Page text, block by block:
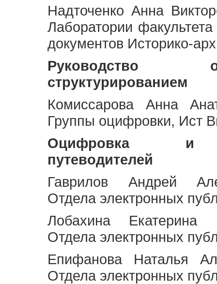
Надточенко Анна
Лаборатории
документов Историко-
Руководство
структурированием
Комиссарова Анна
Группы оцифровки, Ист
Оцифровка и
путеводителей
Гаврилов Андрей
Отдела электронных
Лобахина Екатерина
Отдела электронных
Епифанова Наталья
Отдела электронных